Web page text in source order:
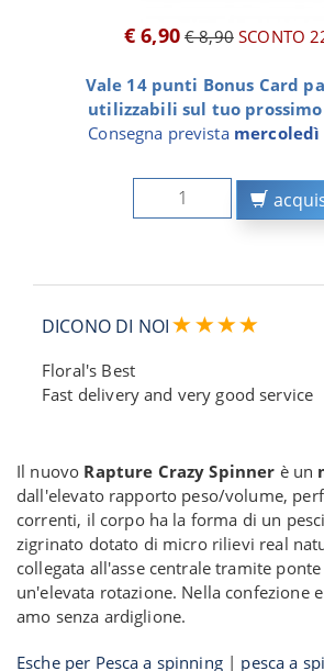
€ 6,90 € 8,90SCONTO
Vale 14 punti Bonus Card
utilizzabili sul tuo
Consegna prevista mercoledì
DICONO DI NOI
Floral's Best
Fast delivery and very good service
Il nuovo Rapture Crazy Spinner è un
dall'elevato rapporto peso/volume,
correnti, il corpo ha la forma di un
zigrinato dotato di micro rilievi real
collegata all'asse centrale tramite
un'elevata rotazione. Nella confezione
amo senza ardiglione.
Esche per Pesca a spinning| pesca a